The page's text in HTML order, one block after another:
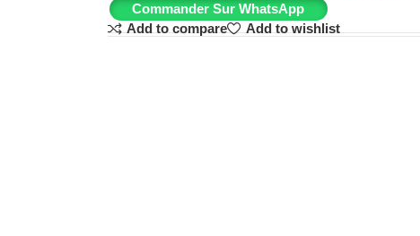
Commander Sur WhatsApp
Add to compare
Add to wishlist